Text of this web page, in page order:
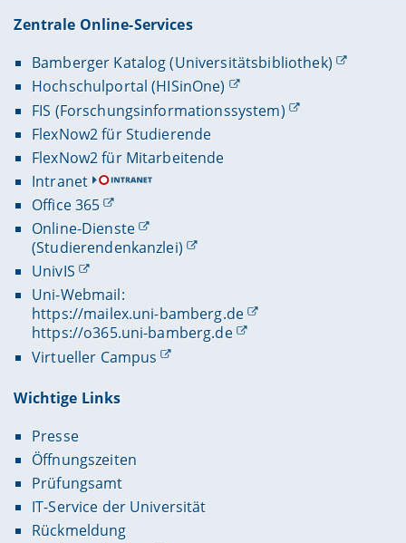
Zentrale Online-Services
Bamberger Katalog (Universitätsbibliothek)
Hochschulportal (HISinOne)
FIS (Forschungsinformationssystem)
FlexNow2 für Studierende
FlexNow2 für Mitarbeitende
Intranet
Office 365
Online-Dienste
(Studierendenkanzlei)
UnivIS
Uni-Webmail:
https://mailex.uni-bamberg.de
https://o365.uni-bamberg.de
Virtueller Campus
Wichtige Links
Presse
Öffnungszeiten
Prüfungsamt
IT-Service der Universität
Rückmeldung